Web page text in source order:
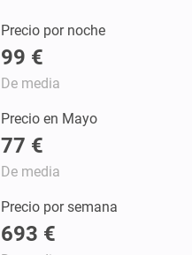
Precio por noche
99 €
De media
Precio en Mayo
77 €
De media
Precio por semana
693 €